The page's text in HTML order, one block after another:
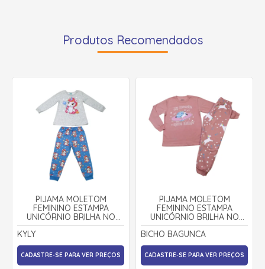
Produtos Recomendados
PIJAMA MOLETOM
FEMININO ESTAMPA
UNICÓRNIO BRILHA NO
ESCURO 1000864 - KYLY
KYLY
CADASTRE-SE PARA VER PREÇOS
PIJAMA MOLETOM
FEMININO ESTAMPA
UNICÓRNIO BRILHA NO
ESCURO 9278 - BICHO
BAGUNÇA
BICHO BAGUNCA
CADASTRE-SE PARA VER PREÇOS